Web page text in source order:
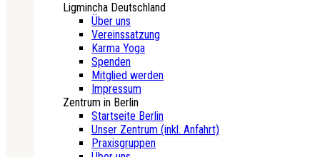
Ligmincha Deutschland
Über uns
Vereinssatzung
Karma Yoga
Spenden
Mitglied werden
Impressum
Zentrum in Berlin
Startseite Berlin
Unser Zentrum (inkl. Anfahrt)
Praxisgruppen